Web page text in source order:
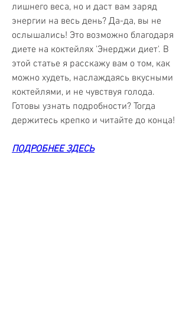
лишнего веса, но и даст вам заряд
энергии на весь день? Да-да, вы не
ослышались! Это возможно благодаря
диете на коктейлях 'Энерджи диет'. В
этой статье я расскажу вам о том, как
можно худеть, наслаждаясь вкусными
коктейлями, и не чувствуя голода.
Готовы узнать подробности? Тогда
держитесь крепко и читайте до конца!
ПОДРОБНЕЕ ЗДЕСЬ